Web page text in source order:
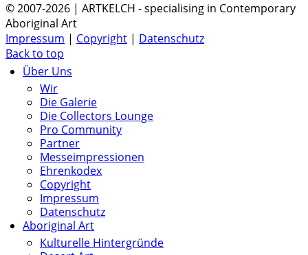
© 2007-2026 | ARTKELCH - specialising in Contemporary
Aboriginal Art
Impressum | Copyright | Datenschutz
Back to top
Über Uns
Wir
Die Galerie
Die Collectors Lounge
Pro Community
Partner
Messeimpressionen
Ehrenkodex
Copyright
Impressum
Datenschutz
Aboriginal Art
Kulturelle Hintergründe